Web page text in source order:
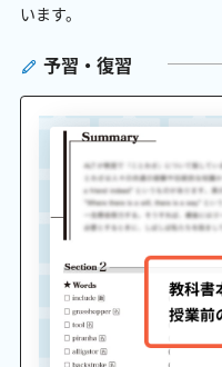
います。
予習・復習